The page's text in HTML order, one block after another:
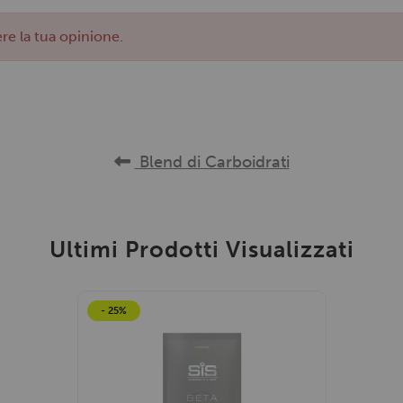
la tua opinione.
Blend di Carboidrati
Ultimi Prodotti Visualizzati
- 25%